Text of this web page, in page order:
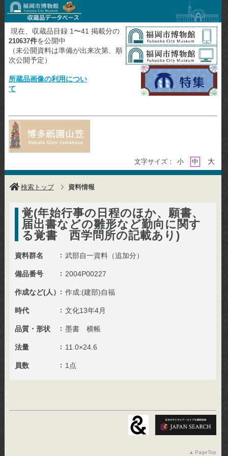
現在、収蔵品目録 1〜41 掲載分の
210637件を公開中
（未公開資料は準備が出来次第、順
次公開予定）
所蔵品画像の利用につい
て
文字サイズ： 小 中 大
検索トップ 資料情報
覚(年始行事の日程のほか、願書、
届出書などの雛形など勤向に関す
る覚書 西学問所の記載あり)
資料群名 武部自一資料（追加分）
備品番号 2004P00227
作成など(人） 作成:(建部)自福
時代 文化13年4月
品質・形状 墨書 横帳
法量 11.0×24.6
員数 1点
PageTop